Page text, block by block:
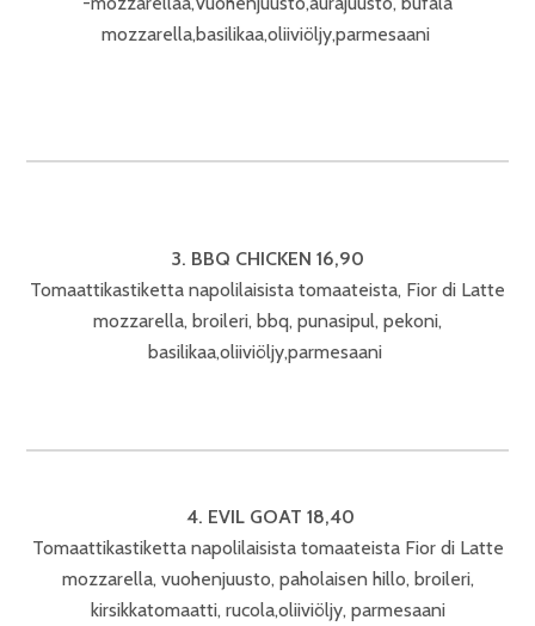
mozzarella,basilikaa,oliiviöljy,parmesaani
3. BBQ CHICKEN 16,90
Tomaattikastiketta napolilaisista tomaateista, Fior di Latte
mozzarella, broileri, bbq, punasipul, pekoni,
basilikaa,oliiviöljy,parmesaani
4. EVIL GOAT 18,40
Tomaattikastiketta napolilaisista tomaateista Fior di Latte
mozzarella, vuohenjuusto, paholaisen hillo, broileri,
kirsikkatomaatti, rucola,oliiviöljy, parmesaani